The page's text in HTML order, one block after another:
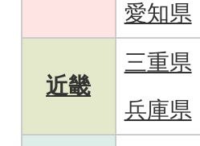
愛知県
近畿
三重県
兵庫県